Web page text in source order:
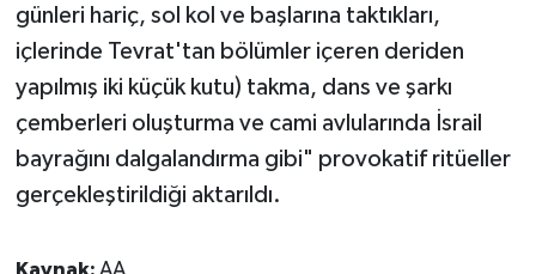
günleri hariç, sol kol ve başlarına taktıkları,
içlerinde Tevrat'tan bölümler içeren deriden
yapılmış iki küçük kutu) takma, dans ve şarkı
çemberleri oluşturma ve cami avlularında İsrail
bayrağını dalgalandırma gibi" provokatif ritüeller
gerçekleştirildiği aktarıldı.
Karaman Müftülüğü
Kars Müftülüğü
Kastamonu Müftülüğü
Kayseri Müftülüğü